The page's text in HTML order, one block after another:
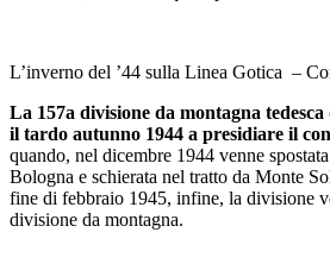
L’inverno del ’44 sulla Linea Gotica –
La 157a divisione da montagna
il tardo autunno 1944 a presidiare il
quando, nel dicembre 1944 venne
Bologna e schierata nel tratto da Monte
fine di febbraio 1945, infine, la divisione
divisione da montagna.